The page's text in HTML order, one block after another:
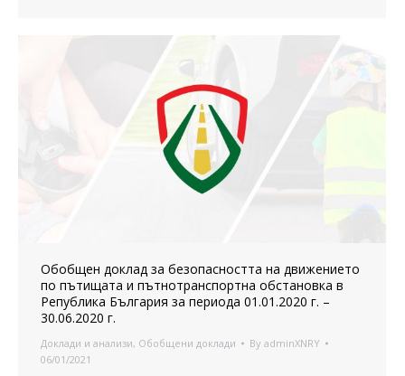
Обобщен доклад за безопасността на движението
по пътищата и пътнотранспортна обстановка в
Република България за периода 01.01.2020 г. –
30.06.2020 г.
Доклади и анализи, Обобщени доклади By adminXNRY
06/01/2021